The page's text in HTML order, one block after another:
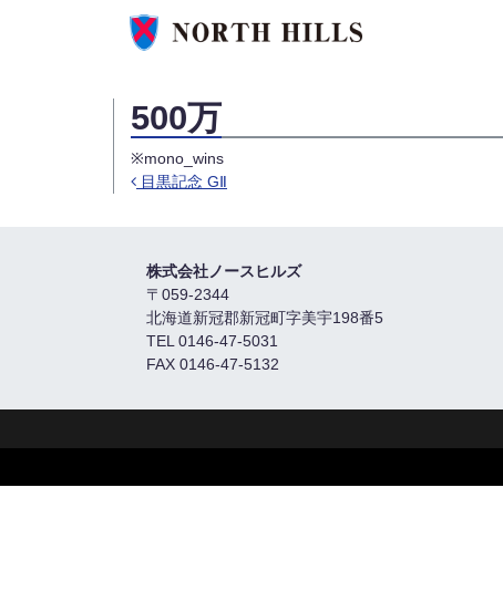
500万
※mono_wins
目黒記念 GⅡ
株式会社ノースヒルズ
〒059-2344
北海道新冠郡新冠町字美宇198番5
TEL 0146-47-5031
FAX 0146-47-5132